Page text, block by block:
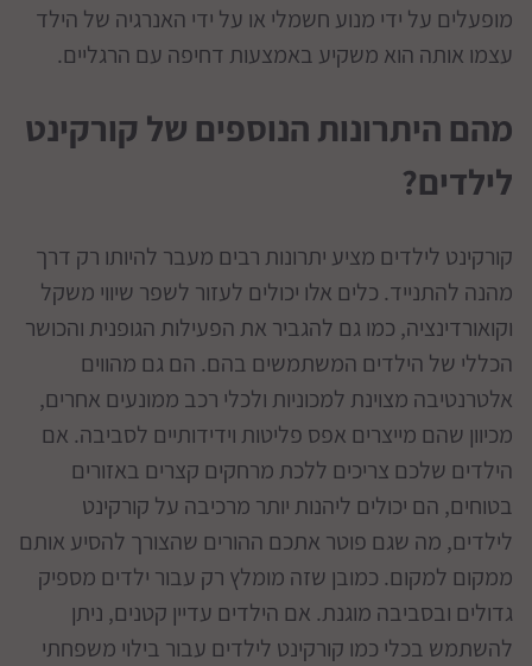
מופעלים על ידי מנוע חשמלי או על ידי האנרגיה של הילד
עצמו אותה הוא משקיע באמצעות דחיפה עם הרגליים.
מהם היתרונות הנוספים של קורקינט
לילדים?
קורקינט לילדים מציע יתרונות רבים מעבר להיותו רק דרך
מהנה להתנייד. כלים אלו יכולים לעזור לשפר שיווי משקל
וקואורדינציה, כמו גם להגביר את הפעילות הגופנית והכושר
הכללי של הילדים המשתמשים בהם. הם גם מהווים
אלטרנטיבה מצוינת למכוניות ולכלי רכב ממונעים אחרים,
מכיוון שהם מייצרים אפס פליטות וידידותיים לסביבה. אם
הילדים שלכם צריכים ללכת מרחקים קצרים באזורים
בטוחים, הם יכולים ליהנות יותר מרכיבה על קורקינט
לילדים, מה שגם פוטר אתכם ההורים שהצורך להסיע אותם
ממקום למקום. כמובן שזה מומלץ רק עבור ילדים מספיק
גדולים ובסביבה מוגנת. אם הילדים עדיין קטנים, ניתן
להשתמש בכלי כמו קורקינט לילדים עבור בילוי משפחתי